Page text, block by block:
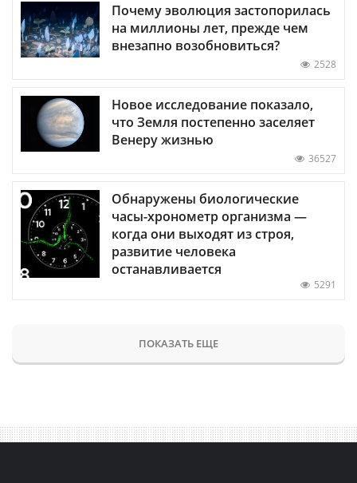
Почему эволюция застопорилась
на миллионы лет, прежде чем
внезапно возобновиться?
2528
Новое исследование показало,
что Земля постепенно заселяет
Венеру жизнью
36527
Обнаружены биологические
часы-хронометр организма —
когда они выходят из строя,
развитие человека
останавливается
5291
ПОКАЗАТЬ ЕЩЕ